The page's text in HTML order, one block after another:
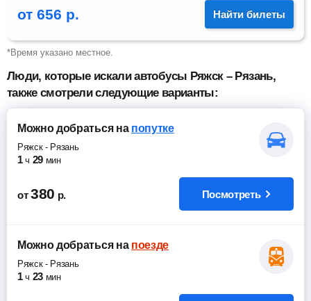
от 656 р. Найти билеты
*Время указано местное.
Люди, которые искали автобусы Ряжск – Рязань,
также смотрели следующие варианты:
Можно добратьсяна попутке
Ряжск- Рязань
1 ч 29 мин
от 380 р. Посмотреть
Можно добратьсяна поезде
Ряжск- Рязань
1 ч 23 мин